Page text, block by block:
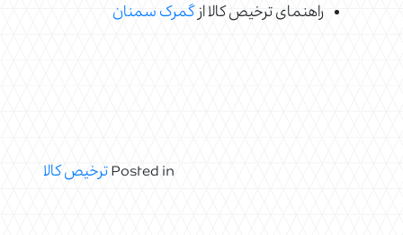
راهنمای ترخیص کالا ازگمرک سمنان
Posted inترخیص کالا